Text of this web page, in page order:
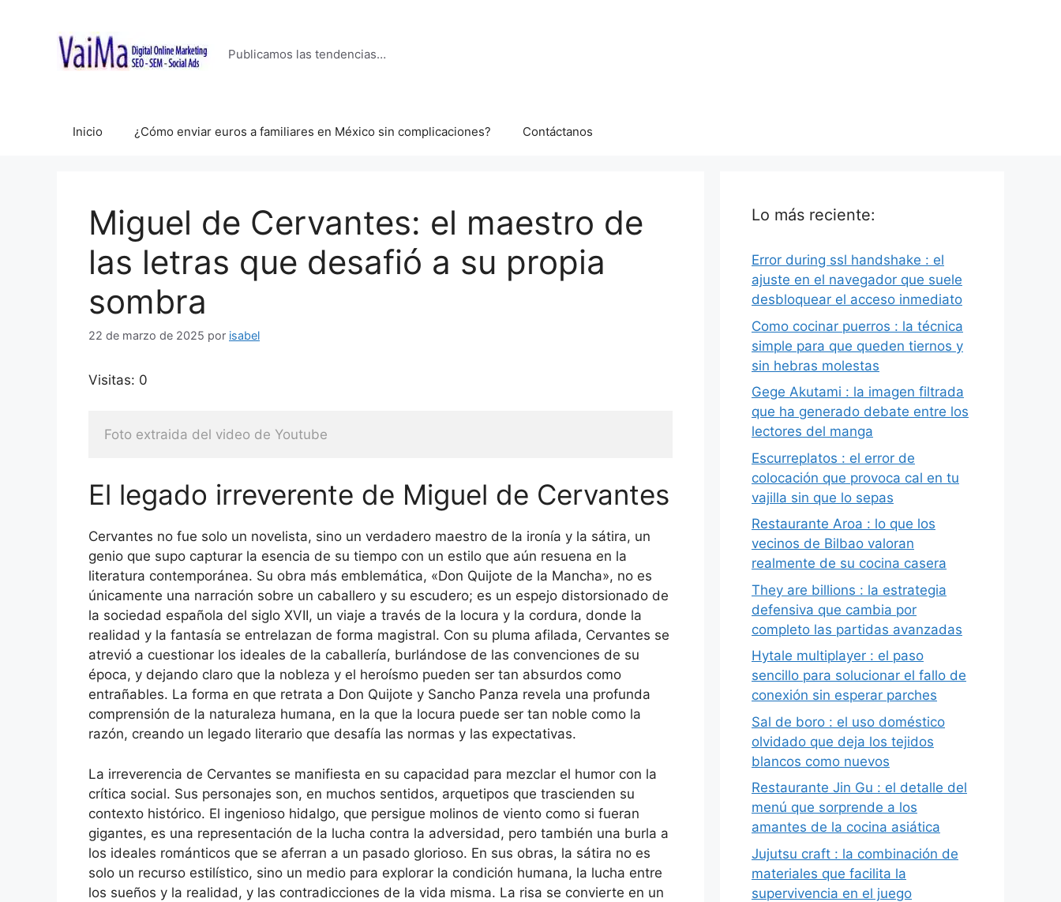
contenido
Publicamos las tendencias…
Inicio ¿Cómo enviar euros a familiares en México sin complicaciones? Contáctanos
Miguel de Cervantes: el maestro de
las letras que desafió a su propia
sombra
22 de marzo de 2025 por isabel
Visitas: 0
Foto extraida del video de Youtube
El legado irreverente de Miguel de Cervantes
Cervantes no fue solo un novelista, sino un verdadero maestro de la ironía y la sátira, un
genio que supo capturar la esencia de su tiempo con un estilo que aún resuena en la
literatura contemporánea. Su obra más emblemática, «Don Quijote de la Mancha», no es
únicamente una narración sobre un caballero y su escudero; es un espejo distorsionado de
la sociedad española del siglo XVII, un viaje a través de la locura y la cordura, donde la
realidad y la fantasía se entrelazan de forma magistral. Con su pluma afilada, Cervantes se
atrevió a cuestionar los ideales de la caballería, burlándose de las convenciones de su
época, y dejando claro que la nobleza y el heroísmo pueden ser tan absurdos como
entrañables. La forma en que retrata a Don Quijote y Sancho Panza revela una profunda
comprensión de la naturaleza humana, en la que la locura puede ser tan noble como la
razón, creando un legado literario que desafía las normas y las expectativas.
La irreverencia de Cervantes se manifiesta en su capacidad para mezclar el humor con la
crítica social. Sus personajes son, en muchos sentidos, arquetipos que trascienden su
contexto histórico. El ingenioso hidalgo, que persigue molinos de viento como si fueran
gigantes, es una representación de la lucha contra la adversidad, pero también una burla a
los ideales románticos que se aferran a un pasado glorioso. En sus obras, la sátira no es
solo un recurso estilístico, sino un medio para explorar la condición humana, la lucha entre
los sueños y la realidad, y las contradicciones de la vida misma. La risa se convierte en un
Lo más reciente:
Error during ssl handshake : el
ajuste en el navegador que suele
desbloquear el acceso inmediato
Como cocinar puerros : la técnica
simple para que queden tiernos y
sin hebras molestas
Gege Akutami : la imagen filtrada
que ha generado debate entre los
lectores del manga
Escurreplatos : el error de
colocación que provoca cal en tu
vajilla sin que lo sepas
Restaurante Aroa : lo que los
vecinos de Bilbao valoran
realmente de su cocina casera
They are billions : la estrategia
defensiva que cambia por
completo las partidas avanzadas
Hytale multiplayer : el paso
sencillo para solucionar el fallo de
conexión sin esperar parches
Sal de boro : el uso doméstico
olvidado que deja los tejidos
blancos como nuevos
Restaurante Jin Gu : el detalle del
menú que sorprende a los
amantes de la cocina asiática
Jujutsu craft : la combinación de
materiales que facilita la
supervivencia en el juego